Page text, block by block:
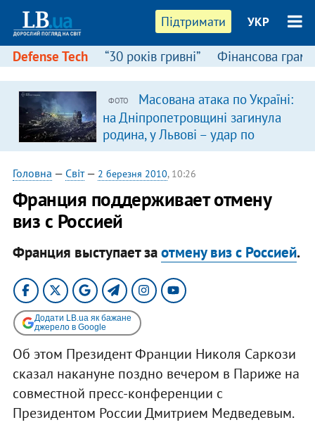
Підтримати УКР
Defense Tech “30 років гривні” Фінансова
ФОТО
Масована атака по Україні:
на Дніпропетровщині загинула
родина, у Львові – удар по
багатоповерхівках
(доповнюється)
Головна — Світ— 2 березня 2010, 10:26
Франция поддерживает отмену
виз с Россией
Франция выступает заотмену виз с Россией.
Додати LB.ua як бажане
джерело в Google
Об этом Президент Франции Николя Саркози
сказал накануне поздно вечером в Париже на
совместной пресс-конференции с
Президентом России Дмитрием Медведевым.